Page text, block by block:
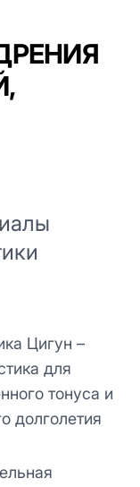
Цигун –
для
тонуса и
долголетия